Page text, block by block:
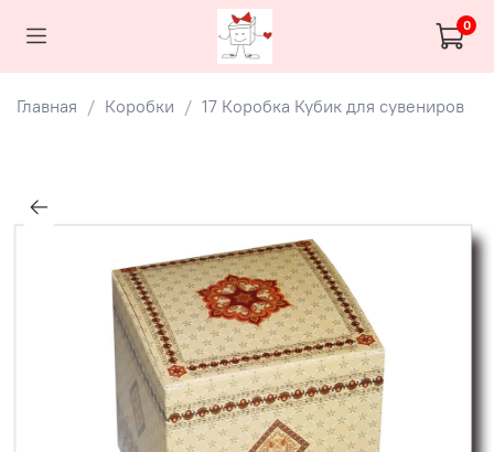
0
Главная Коробки 17 Коробка Кубик для сувениров